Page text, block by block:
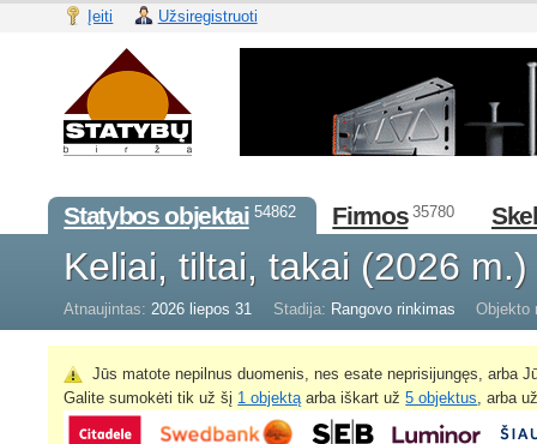
Įeiti Užsiregistruoti
Statybos objektai 54862 Firmos 35780
Keliai, tiltai, takai (2026
Atnaujintas: 2026 liepos 31 Stadija: Rangovo rinkimas Objekto
Jūs matote nepilnus duomenis, nes esate neprisijungęs, arba
Galite sumokėti tik už šį 1 objektą arba iškart už5 objektus , arba